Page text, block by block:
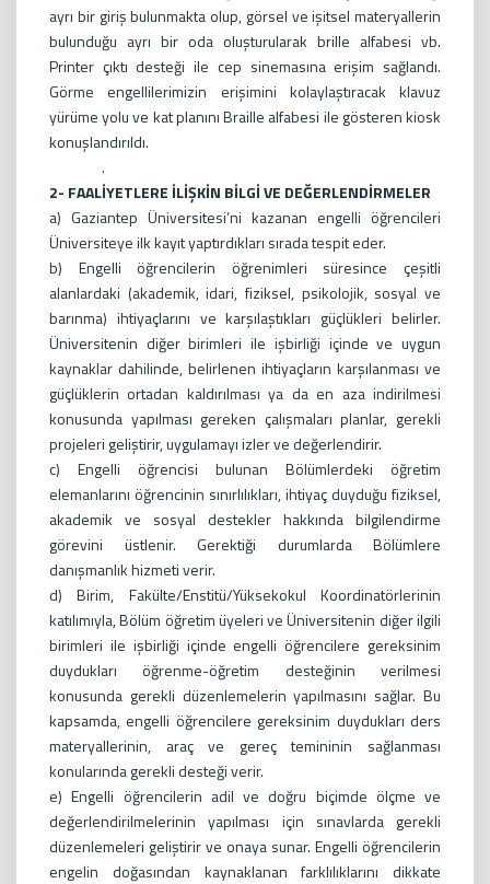
ayrı bir giriş bulunmakta olup, görsel ve işitsel materyallerin
bulunduğu ayrı bir oda oluşturularak brille alfabesi vb.
Printer çıktı desteği ile cep sinemasına erişim sağlandı.
Görme engellilerimizin erişimini kolaylaştıracak klavuz
yürüme yolu ve kat planını Braille alfabesi ile gösteren kiosk
konuşlandırıldı.
.
2- FAALİYETLERE İLİŞKİN BİLGİ VE DEĞERLENDİRMELER
a) Gaziantep Üniversitesi’ni kazanan engelli öğrencileri
Üniversiteye ilk kayıt yaptırdıkları sırada tespit eder.
b) Engelli öğrencilerin öğrenimleri süresince çeşitli
alanlardaki (akademik, idari, fiziksel, psikolojik, sosyal ve
barınma) ihtiyaçlarını ve karşılaştıkları güçlükleri belirler.
Üniversitenin diğer birimleri ile işbirliği içinde ve uygun
kaynaklar dahilinde, belirlenen ihtiyaçların karşılanması ve
güçlüklerin ortadan kaldırılması ya da en aza indirilmesi
konusunda yapılması gereken çalışmaları planlar, gerekli
projeleri geliştirir, uygulamayı izler ve değerlendirir.
c) Engelli öğrencisi bulunan Bölümlerdeki öğretim
elemanlarını öğrencinin sınırlılıkları, ihtiyaç duyduğu fiziksel,
akademik ve sosyal destekler hakkında bilgilendirme
görevini üstlenir. Gerektiği durumlarda Bölümlere
danışmanlık hizmeti verir.
d) Birim, Fakülte/Enstitü/Yüksekokul Koordinatörlerinin
katılımıyla, Bölüm öğretim üyeleri ve Üniversitenin diğer ilgili
birimleri ile işbirliği içinde engelli öğrencilere gereksinim
duydukları öğrenme-öğretim desteğinin verilmesi
konusunda gerekli düzenlemelerin yapılmasını sağlar. Bu
kapsamda, engelli öğrencilere gereksinim duydukları ders
materyallerinin, araç ve gereç temininin sağlanması
konularında gerekli desteği verir.
e) Engelli öğrencilerin adil ve doğru biçimde ölçme ve
değerlendirilmelerinin yapılması için sınavlarda gerekli
düzenlemeleri geliştirir ve onaya sunar. Engelli öğrencilerin
engelin doğasından kaynaklanan farklılıklarını dikkate